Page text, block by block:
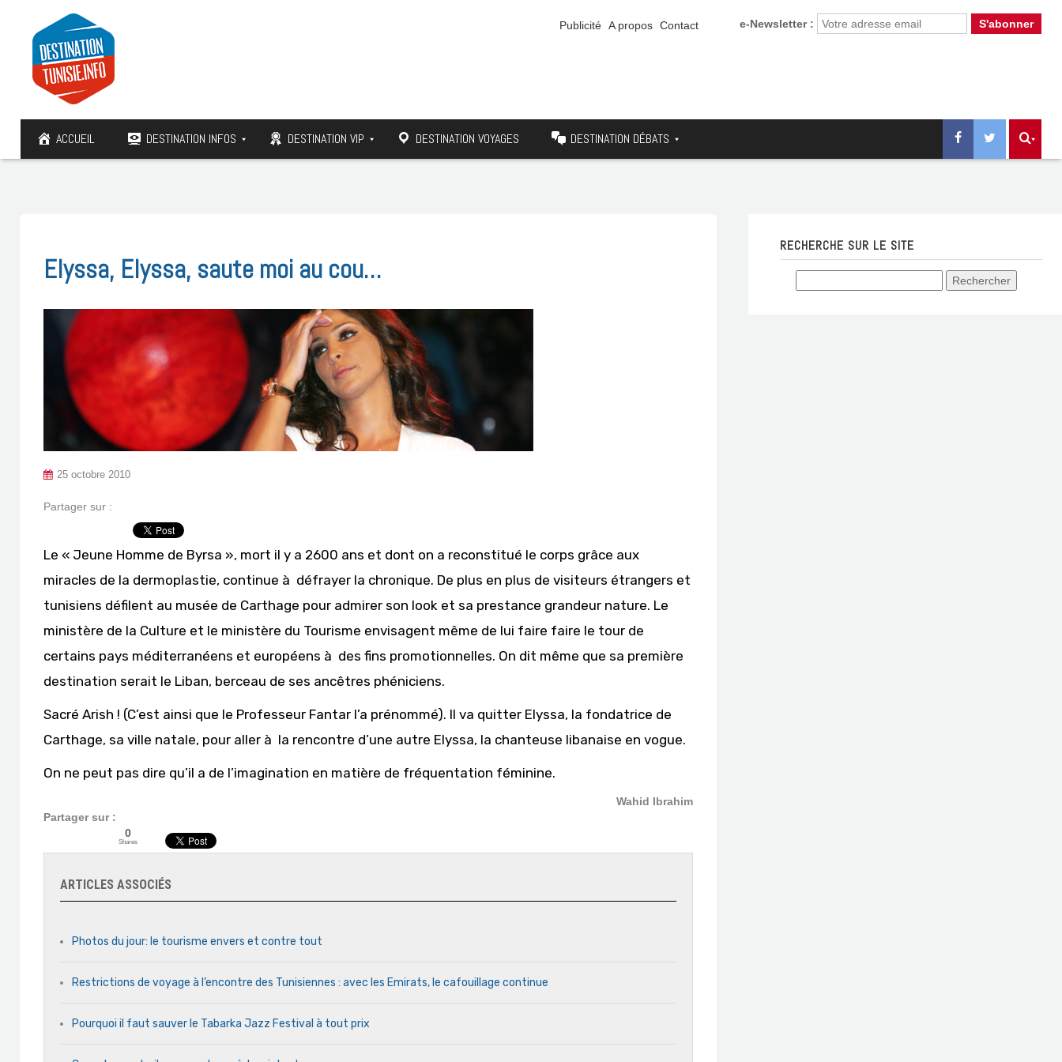
e-Newsletter :
Publicité A propos Contact
ACCUEIL DESTINATION INFOS DESTINATION VIP DESTINATION VOYAGES DESTINATION DÉBATS
Elyssa, Elyssa, saute moi au cou…
25 octobre 2010
Partager sur :
Le « Jeune Homme de Byrsa », mort il y a 2600 ans et dont on a reconstitué le corps grâce aux
miracles de la dermoplastie, continue à défrayer la chronique. De plus en plus de visiteurs étrangers et
tunisiens défilent au musée de Carthage pour admirer son look et sa prestance grandeur nature. Le
ministère de la Culture et le ministère du Tourisme envisagent même de lui faire faire le tour de
certains pays méditerranéens et européens à des fins promotionnelles. On dit même que sa première
destination serait le Liban, berceau de ses ancêtres phéniciens.
Sacré Arish ! (C’est ainsi que le Professeur Fantar l’a prénommé). Il va quitter Elyssa, la fondatrice de
Carthage, sa ville natale, pour aller à la rencontre d’une autre Elyssa, la chanteuse libanaise en vogue.
On ne peut pas dire qu’il a de l’imagination en matière de fréquentation féminine.
Wahid Ibrahim
Partager sur :
0
Shares
ARTICLES ASSOCIÉS
Photos du jour: le tourisme envers et contre tout
Restrictions de voyage à l’encontre des Tunisiennes : avec les Emirats, le cafouillage continue
Pourquoi il faut sauver le Tabarka Jazz Festival à tout prix
RECHERCHE SUR LE SITE